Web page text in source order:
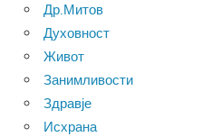
Др.Митов
Духовност
Живот
Занимливости
Здравје
Исхрана